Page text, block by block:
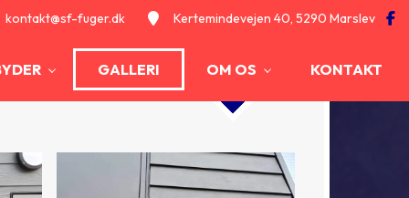
kontakt@sf-fuger.dk Kertemindevejen 40, 5290 Marslev
GALLERI OM OS KONTAKT